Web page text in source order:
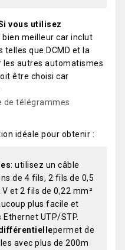
vous utilisez
bien meilleur car inclut
que DCMD et la
les autres automatismes
être choisi car
de télégrammes
idéale pour obtenir :
: utilisez un câble
de 4 fils, 2 fils de 0,5
et 2 fils de 0,22 mm²
plus facile et
UTP/STP.
permet de
avec plus de 200m